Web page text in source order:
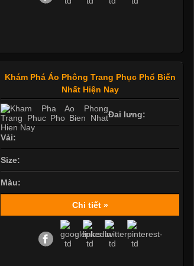
Khám Phá Áo Phông Trang Phục Phổ Biến
Nhất Hiện Nay
Đai lưng:
Vải:
Size:
Màu:
Chi tiết »